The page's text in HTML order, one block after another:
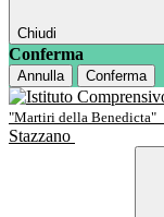
Chiudi
Conferma
Annulla
Conferma
"Martiri della Benedicta"
Stazzano